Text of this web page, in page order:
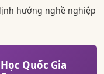
hướng nghề nghiệp
Quốc Gia